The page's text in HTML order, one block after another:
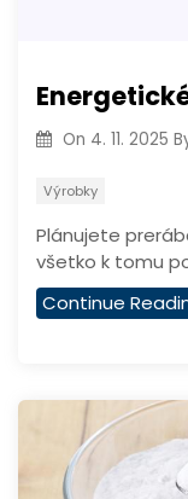
On 4. 11. 2025
Výrobky
Plánujete
všetko k tomu
Continue